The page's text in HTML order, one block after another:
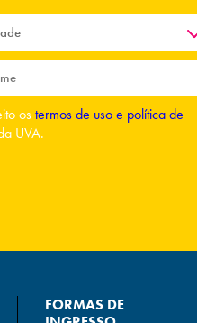
ostermos de uso e política de
UVA.
FORMAS DE